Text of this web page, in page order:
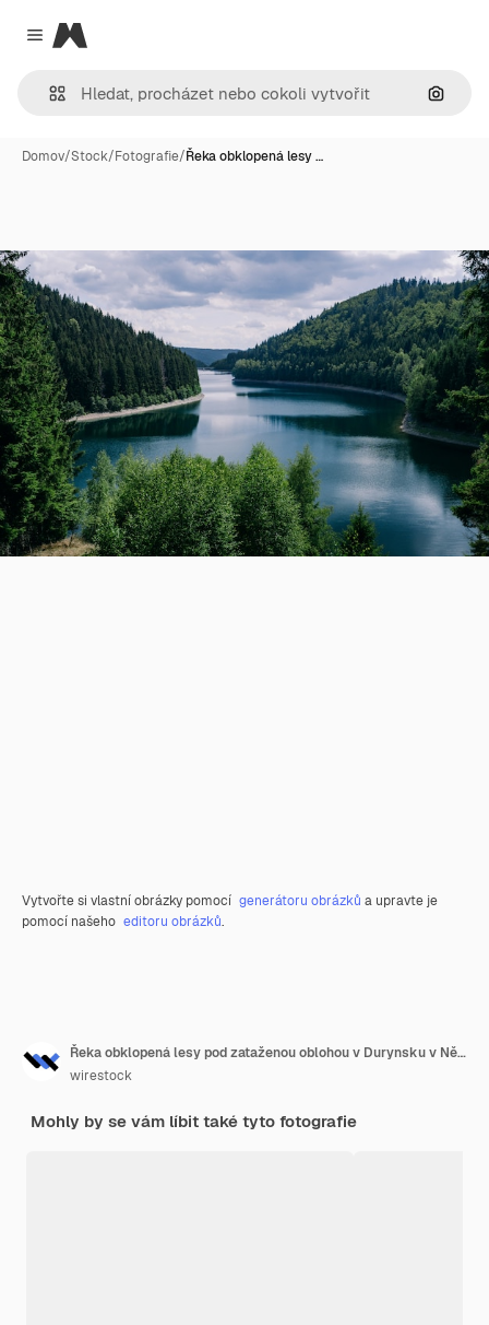
Close menu
Magnific
Hledat
Domov/Stock/Fotografie/Řeka obklopená lesy …
Vytvořte si vlastní obrázky pomocí generátoru obrázků a upravte je
pomocí našeho editoru obrázků.
Řeka obklopená lesy pod zataženou oblohou v Durynsku v Německu
wirestock
Mohly by se vám líbit také tyto fotografie